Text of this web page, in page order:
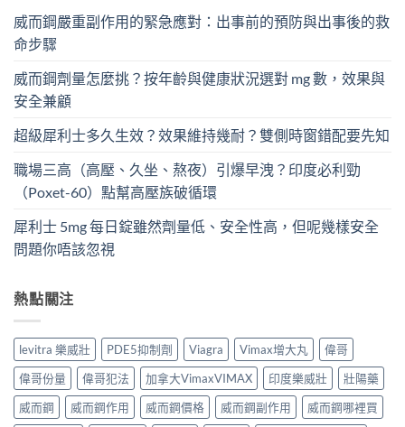
威而鋼嚴重副作用的緊急應對：出事前的預防與出事後的救
命步驟
威而鋼劑量怎麼挑？按年齡與健康狀況選對 mg 數，效果與
安全兼顧
超級犀利士多久生效？效果維持幾耐？雙側時窗錯配要先知
職場三高（高壓、久坐、熬夜）引爆早洩？印度必利勁
（Poxet-60）點幫高壓族破循環
犀利士 5mg 每日錠雖然劑量低、安全性高，但呢幾樣安全
問題你唔該忽視
熱點關注
levitra 樂威壯 PDE5抑制劑 Viagra Vimax增大丸
偉哥
偉哥份量
偉哥犯法 加拿大VimaxVIMAX 印度樂威壯
壯陽藥
威而鋼
威而鋼作用 威而鋼價格 威而鋼副作用
威而鋼哪裡買